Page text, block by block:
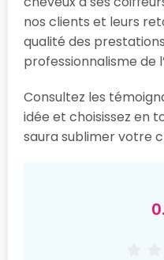
nos clients et leurs
qualité des
professionnalisme de
Consultez les
idée et choisissez en
saura sublimer votre